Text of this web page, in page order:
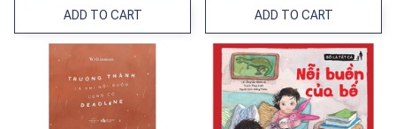
ADD TO CART ADD TO CART